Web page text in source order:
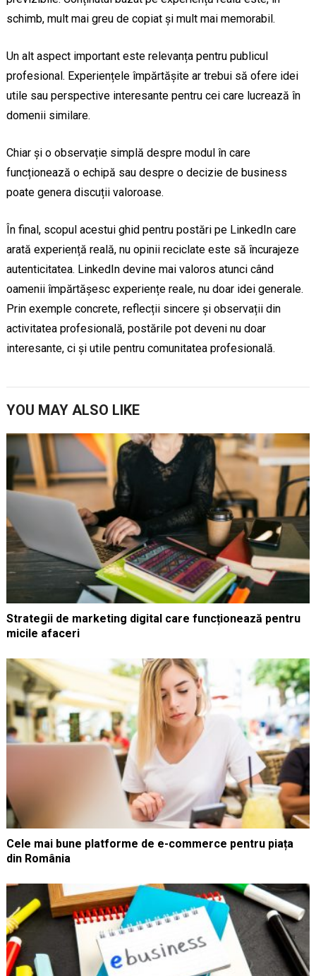
schimb, mult mai greu de copiat și mult mai memorabil.
Un alt aspect important este relevanța pentru publicul
profesional. Experiențele împărtășite ar trebui să ofere idei
utile sau perspective interesante pentru cei care lucrează în
domenii similare.
Chiar și o observație simplă despre modul în care
funcționează o echipă sau despre o decizie de business
poate genera discuții valoroase.
În final, scopul acestui ghid pentru postări pe LinkedIn care
arată experiență reală, nu opinii reciclate este să încurajeze
autenticitatea. LinkedIn devine mai valoros atunci când
oamenii împărtășesc experiențe reale, nu doar idei generale.
Prin exemple concrete, reflecții sincere și observații din
activitatea profesională, postările pot deveni nu doar
interesante, ci și utile pentru comunitatea profesională.
YOU MAY ALSO LIKE
Strategii de marketing digital care funcționează pentru
micile afaceri
Cele mai bune platforme de e-commerce pentru piața
din România